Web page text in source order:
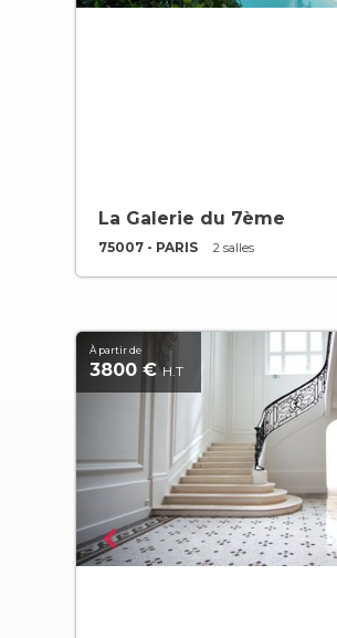
La Galerie du 7ème
75007 - PARIS 2 salles
À partir de
3800 €H.T